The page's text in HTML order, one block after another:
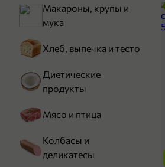
Макароны, крупы и
мука
Хлеб, выпечка и тесто
Диетические
продукты
Мясо и птица
Колбасы и
деликатесы